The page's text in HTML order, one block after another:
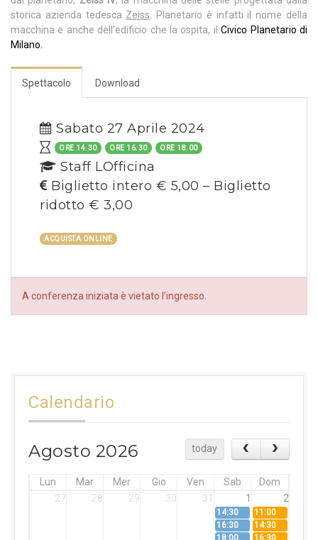
storica azienda tedesca Zeiss. Planetario è infatti il nome della
macchina e anche dell’edificio che la ospita, ilCivico Planetario di
Milano.
Spettacolo Download
Sabato 27 Aprile 2024
ORE 14.30 ORE 16.30 ORE 18.00
Staff LOfficina
Biglietto intero € 5,00 – Biglietto
ridotto € 3,00
ACQUISTA ONLINE
A conferenza iniziata è vietato l’ingresso.
Calendario
Agosto 2026 today
Lun Mar Mer Gio Ven Sab
Dom
27
28 29 30 31 1 2
14:30
11:00
16:30
14:30